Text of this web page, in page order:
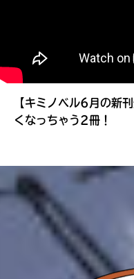
【キミノベル6月の新
くなっちゃう2冊！